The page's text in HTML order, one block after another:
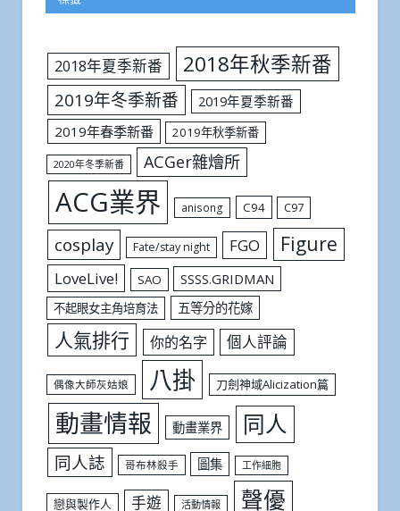
2018年夏季新番 2018年秋季新番
2019年冬季新番
2019年夏季新番
2019年春季新番
2019年秋季新番
2020年冬季新番 ACGer雜燴所
ACG業界 anisong C94 C97
cosplay Fate/stay night FGO Figure
LoveLive! SAO SSSS.GRIDMAN
不起眼女主角培育法 五等分的花嫁
人氣排行 你的名字 個人評論
偶像大師灰姑娘 八掛 刀劍神域Alicization篇
動畫情報 動畫業界 同人
同人誌 哥布林殺手 圖集 工作細胞
戀與製作人 手遊 活動情報 聲優